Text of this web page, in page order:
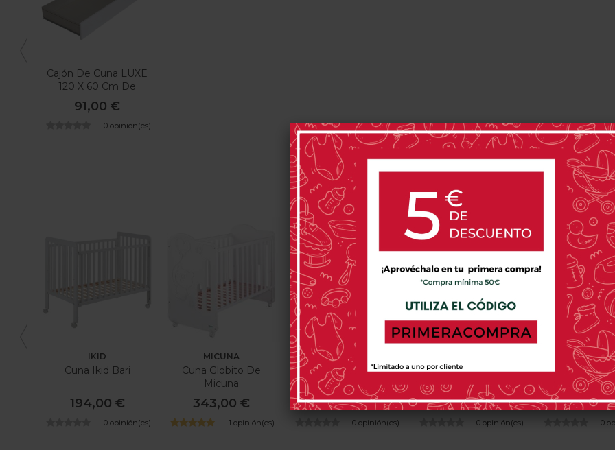
Cajón De Cuna LUXE
120 X 60 Cm De
MICUNA
91,00 €
0 opinión(es)
PRODUCTOS RELACIONADOS
IKID
Cuna Ikid Bari
194,00 €
0 opinión(es)
MICUNA
Cuna Globito De
Micuna
343,00 €
1 opinión(es)
MICUNA
Cuna Micuna Dolce
Magic
675,00 €
0 opinión(es)
Cuna Cotinfant Doco
Sleeping Wood
574,00 €
0 opinión(es)
Inglesina
Bed
299,00
0